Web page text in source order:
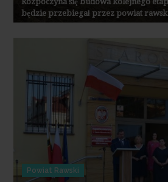
będzie przebiegał przez powiat
Powiat Rawski